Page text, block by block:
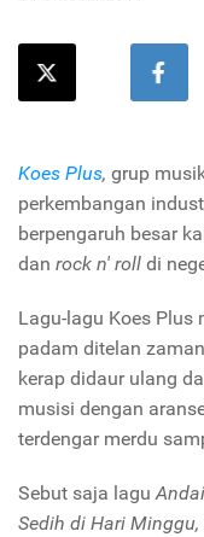
Koes Plus, grup
perkembangan
berpengaruh besar
dan rock n' roll di
Lagu-lagu Koes
padam ditelan
kerap didaur ulang
musisi dengan
terdengar merdu
Sebut saja lagu
Sedih di Hari